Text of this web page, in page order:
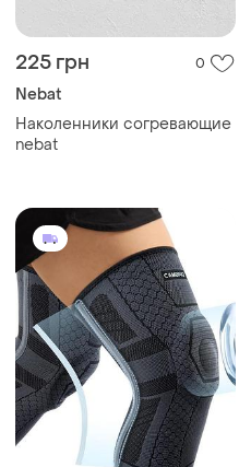
225 грн 0
Nebat
Наколенники согревающие
nebat